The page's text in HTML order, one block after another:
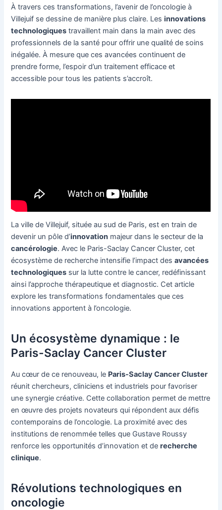
À travers ces transformations, l’avenir de l’oncologie à
Villejuif se dessine de manière plus claire. Lesinnovations
technologiques travaillent main dans la main avec des
professionnels de la santé pour offrir une qualité de soins
inégalée. À mesure que ces avancées continuent de
prendre forme, l’espoir d’un traitement efficace et
accessible pour tous les patients s’accroît.
La ville de Villejuif, située au sud de Paris, est en train de
devenir un pôle d’innovation majeur dans le secteur de la
cancérologie. Avec le Paris-Saclay Cancer Cluster, cet
écosystème de recherche intensifie l’impact desavancées
technologiques sur la lutte contre le cancer, redéfinissant
ainsi l’approche thérapeutique et diagnostic. Cet article
explore les transformations fondamentales que ces
innovations apportent à l’oncologie.
Un écosystème dynamique : le
Paris-Saclay Cancer Cluster
Au cœur de ce renouveau, le Paris-Saclay Cancer Cluster
réunit chercheurs, cliniciens et industriels pour favoriser
une synergie créative. Cette collaboration permet de mettre
en œuvre des projets novateurs qui répondent aux défis
contemporains de l’oncologie. La proximité avec des
institutions de renommée telles que Gustave Roussy
renforce les opportunités d’innovation et derecherche
clinique.
Révolutions technologiques en
oncologie